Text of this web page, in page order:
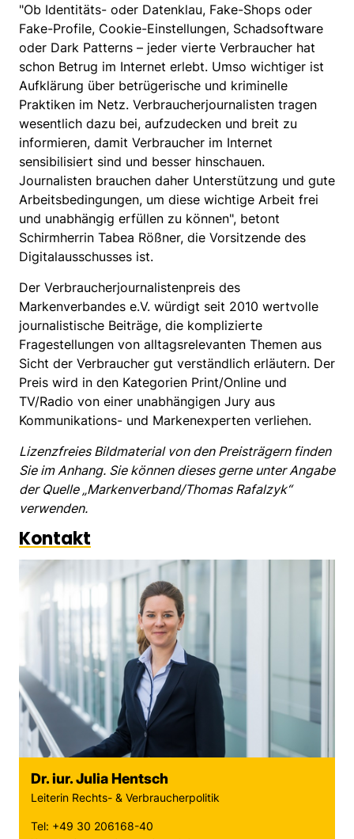
"Ob Identitäts- oder Datenklau, Fake-Shops oder
Fake-Profile, Cookie-Einstellungen, Schadsoftware
oder Dark Patterns – jeder vierte Verbraucher hat
schon Betrug im Internet erlebt. Umso wichtiger ist
Aufklärung über betrügerische und kriminelle
Praktiken im Netz. Verbraucherjournalisten tragen
wesentlich dazu bei, aufzudecken und breit zu
informieren, damit Verbraucher im Internet
sensibilisiert sind und besser hinschauen.
Journalisten brauchen daher Unterstützung und gute
Arbeitsbedingungen, um diese wichtige Arbeit frei
und unabhängig erfüllen zu können", betont
Schirmherrin Tabea Rößner, die Vorsitzende des
Digitalausschusses ist.
Der Verbraucherjournalistenpreis des
Markenverbandes e.V. würdigt seit 2010 wertvolle
journalistische Beiträge, die komplizierte
Fragestellungen von alltagsrelevanten Themen aus
Sicht der Verbraucher gut verständlich erläutern. Der
Preis wird in den Kategorien Print/Online und
TV/Radio von einer unabhängigen Jury aus
Kommunikations- und Markenexperten verliehen.
Lizenzfreies Bildmaterial von den Preisträgern finden
Sie im Anhang. Sie können dieses gerne unter Angabe
der Quelle „Markenverband/Thomas Rafalzyk“
verwenden.
Kontakt
Dr. iur. Julia Hentsch
Leiterin Rechts- & Verbraucherpolitik
Tel: +49 30 206168-40